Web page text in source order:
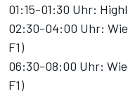
01:15-01:30 Uhr:
02:30-04:00 Uhr:
F1)
06:30-08:00 Uhr:
F1)